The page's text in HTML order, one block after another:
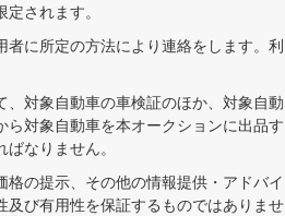
されます。
に所定の方法により連絡をします。利
対象自動車の車検証のほか、対象自動
対象自動車を本オークションに出品す
なりません。
の提示、その他の情報提供・アドバイ
び有用性を保証するものではありませ